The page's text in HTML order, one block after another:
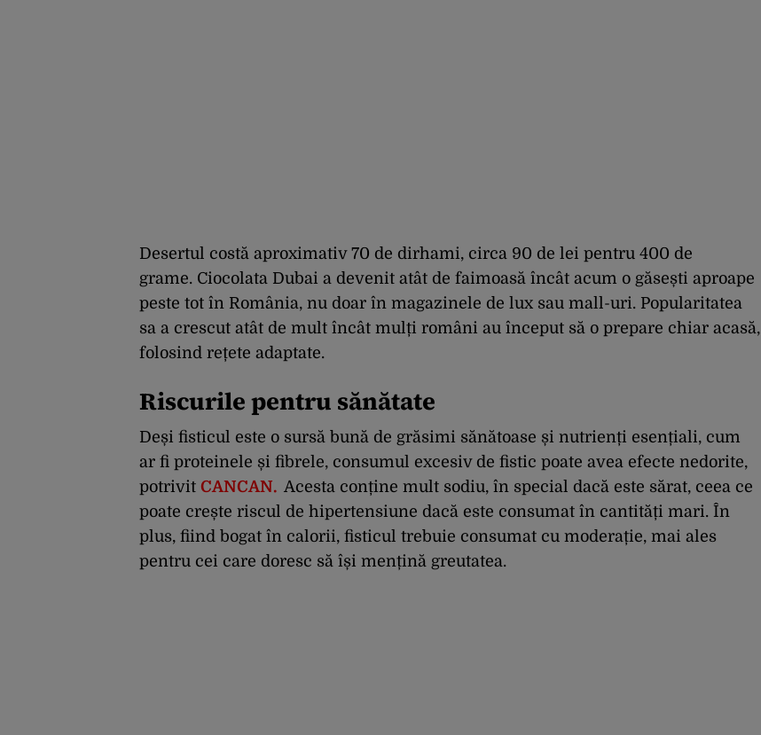
Desertul costă aproximativ 70 de dirhami, circa 90 de lei pentru 400 de
grame. Ciocolata Dubai a devenit atât de faimoasă încât acum o găsești aproape
peste tot în România, nu doar în magazinele de lux sau mall-uri. Popularitatea
sa a crescut atât de mult încât mulți români au început să o prepare chiar acasă,
folosind rețete adaptate.
Riscurile pentru sănătate
Deși fisticul este o sursă bună de grăsimi sănătoase și nutrienți esențiali, cum
ar fi proteinele și fibrele, consumul excesiv de fistic poate avea efecte nedorite,
potrivit CANCAN. Acesta conține mult sodiu, în special dacă este sărat, ceea ce
poate crește riscul de hipertensiune dacă este consumat în cantități mari. În
plus, fiind bogat în calorii, fisticul trebuie consumat cu moderație, mai ales
pentru cei care doresc să își mențină greutatea.